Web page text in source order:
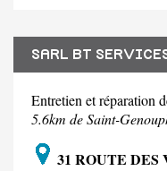
SARL BT
Entretien et réparation
5.6km de Saint-
31 ROUTE DES